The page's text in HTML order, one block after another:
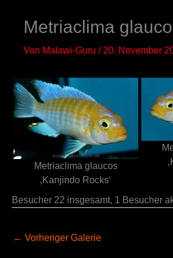
Metriaclima
Von Malawi-Guru / 20. November
Metriaclima glaucos
‚Kanjindo Rocks‘
Besucher 22 insgesamt, 1 Besucher
← Vorheriger Galerie